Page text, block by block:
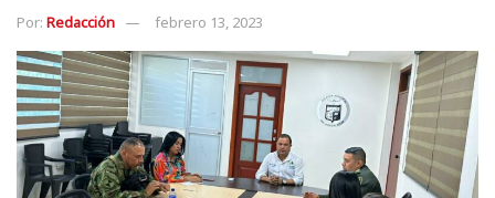
Por: Redacción febrero 13, 2023